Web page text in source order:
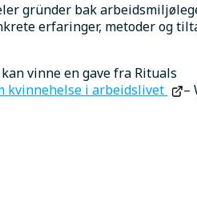
gründer bak
erfaringer, metoder og
kvinnehelse i arbeidslivet
–